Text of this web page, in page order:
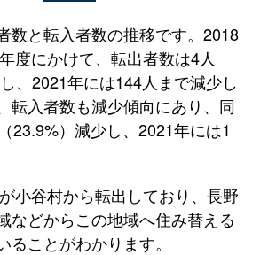
数と転入者数の推移です。2018
度にかけて、転出者数は4人
、2021年には144人まで減少し
転入者数も減少傾向にあり、同
23.9%）減少し、2021年には1
小谷村から転出しており、長野
などからこの地域へ住み替える
ることがわかります。